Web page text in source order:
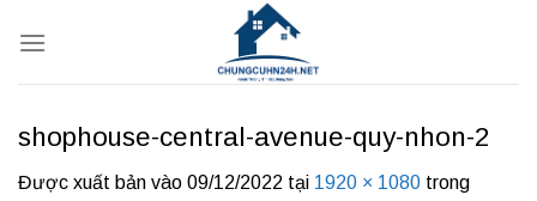
qua
shophouse-central-avenue-quy-nhon-2
Được xuất bản vào 09/12/2022 tại 1920 × 1080 trong